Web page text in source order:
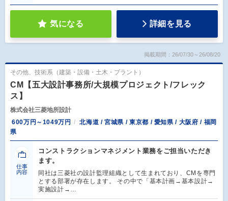
気になる 詳細を見る
掲載期間：26/07/30～26/08/20
その他、技術系（建築・設備・土木・プラント）
CM【五大設計事務所/大規模プロジェクト/フレック
ス】
株式会社三菱地所設計
600万円～1049万円
北海道 / 宮城県 / 東京都 / 愛知県 / 大阪府 / 福岡
県
仕事
内容
コンストラクションマネジメント業務をご担当いただき
ます。
同社は三菱社の設計監理組織として生まれており、CMを専門
とする部署が存在します。 その中で「基本計画→基本設計→
実施設計→…